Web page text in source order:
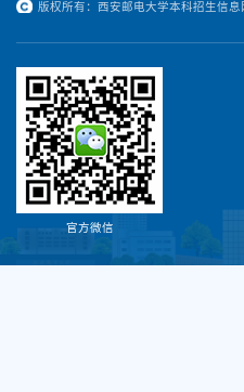
版权所有：西安邮电大学本科招生信
官方微信